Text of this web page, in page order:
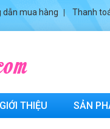
dẫn mua hàng Thanh
GIỚI THIỆU SẢN